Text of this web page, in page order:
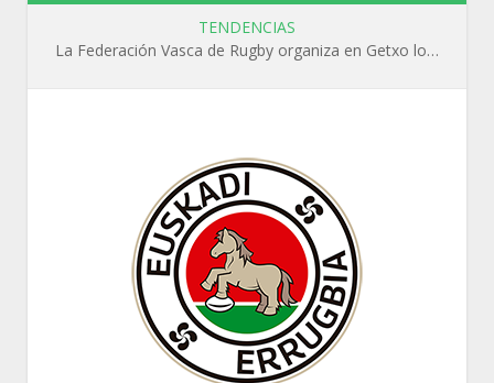
TENDENCIAS
La Federación Vasca de Rugby organiza en Getxo los cursos WR L1, WR L2 y N1 durante el mes de septiembre